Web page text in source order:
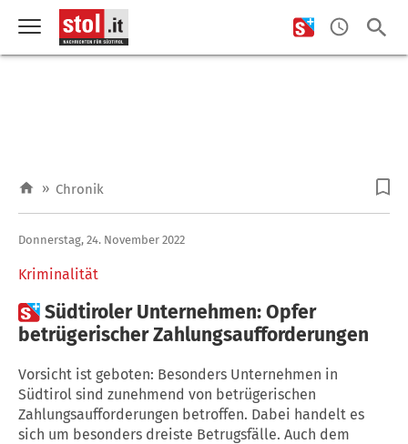
» Chronik
Kriminalität
Donnerstag, 24. November 2022
Südtiroler Unternehmen: Opfer
betrügerischer Zahlungsaufforderungen
Vorsicht ist geboten: Besonders Unternehmen in
Südtirol sind zunehmend von betrügerischen
Zahlungsaufforderungen betroffen. Dabei handelt es
sich um besonders dreiste Betrugsfälle. Auch dem